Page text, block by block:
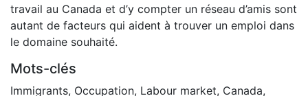
travail au Canada et d’y compter un réseau d’amis sont
autant de facteurs qui aident à trouver un emploi dans
le domaine souhaité.
Mots-clés
Immigrants, Occupation, Labour market, Canada,